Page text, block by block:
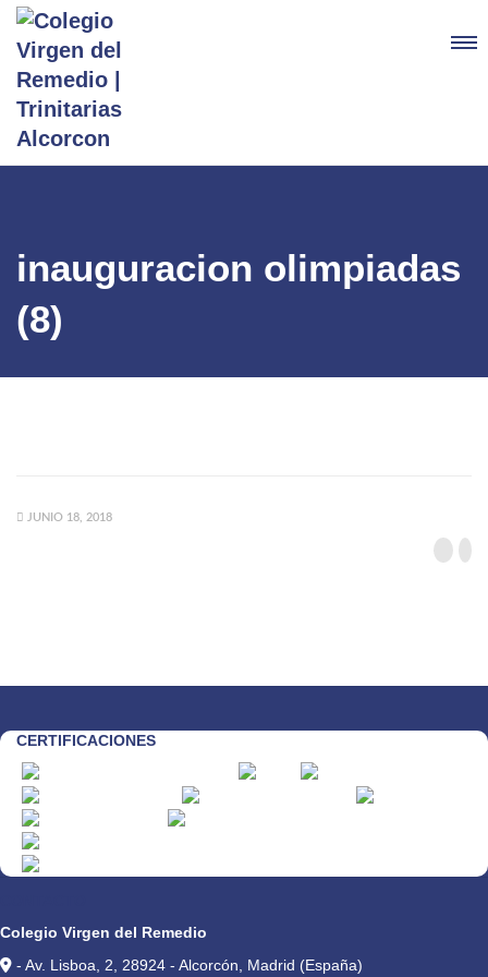
inauguracion olimpiadas
(8)
JUNIO 18, 2018
CERTIFICACIONES
Colegio Virgen del Remedio
- Av. Lisboa, 2, 28924 - Alcorcón, Madrid (España)